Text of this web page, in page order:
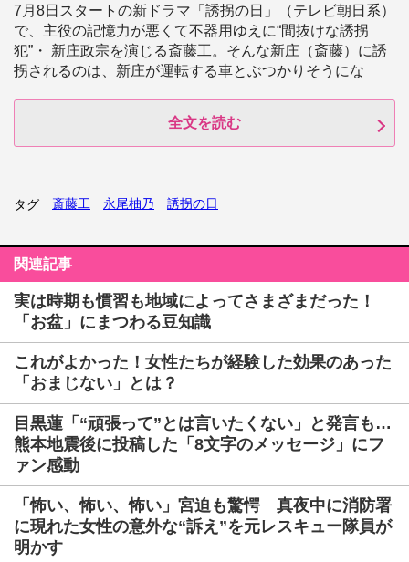
7月8日スタートの新ドラマ「誘拐の日」（テレビ朝日系）
で、主役の記憶力が悪くて不器用ゆえに“間抜けな誘拐
犯”・ 新庄政宗を演じる斎藤工。そんな新庄（斎藤）に誘
拐されるのは、新庄が運転する車とぶつかりそうにな
全文を読む
タグ 斎藤工 永尾柚乃 誘拐の日
関連記事
実は時期も慣習も地域によってさまざまだった！
「お盆」にまつわる豆知識
これがよかった！女性たちが経験した効果のあった
「おまじない」とは？
目黒蓮「“頑張って”とは言いたくない」と発言も…
熊本地震後に投稿した「8文字のメッセージ」にフ
ァン感動
「怖い、怖い、怖い」宮迫も驚愕 真夜中に消防署
に現れた女性の意外な“訴え”を元レスキュー隊員が
明かす